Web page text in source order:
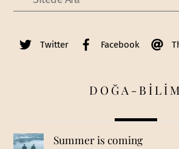
Twitter Facebook
DOĞA-BİLİM
Summer is coming